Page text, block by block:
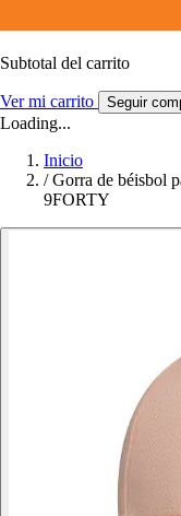
Subtotal del carrito
Ver mi carrito Seguir
Loading...
Inicio
/ Gorra de béisbol
9FORTY